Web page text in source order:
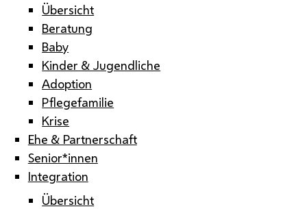
Übersicht
Beratung
Baby
Kinder & Jugendliche
Adoption
Pflegefamilie
Krise
Ehe & Partnerschaft
Senior*innen
Integration
Übersicht